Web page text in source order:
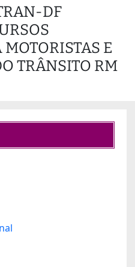
DF
E
TRÂNSITO RM